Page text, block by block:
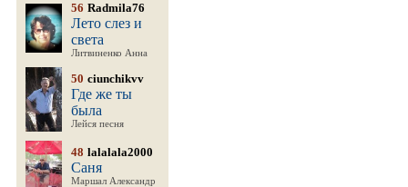
56 Radmila76
Лето слез и
света
Литвиненко Анна
50 ciunchikvv
Где же ты
была
Лейся песня
48 lalalala2000
Саня
Маршал Александр